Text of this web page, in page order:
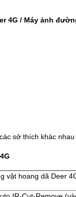
4G / Máy ảnh
sở thích khác nhau
vật hoang dã Deer